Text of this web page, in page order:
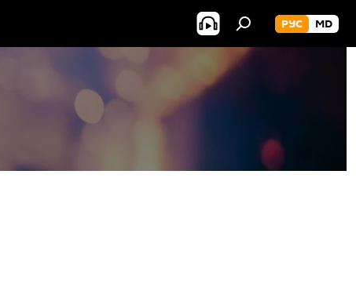
РУС MD